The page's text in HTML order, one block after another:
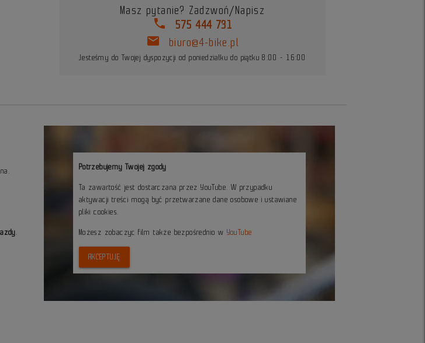
Masz pytanie? Zadzwoń/Napisz
phone 575 444 731
mail biuro@4-bike.pl
Jesteśmy do Twojej dyspozycji od poniedziałku do piątku 8:00 - 16:00
Potrzebujemy Twojej zgody
Ta zawartość jest dostarczana przez YouTube. W przypadku
aktywacji treści mogą być przetwarzane dane osobowe i ustawiane
pliki cookies.
Możesz zobaczyc film także bezpośrednio w YouTube
AKCEPTUJĘ